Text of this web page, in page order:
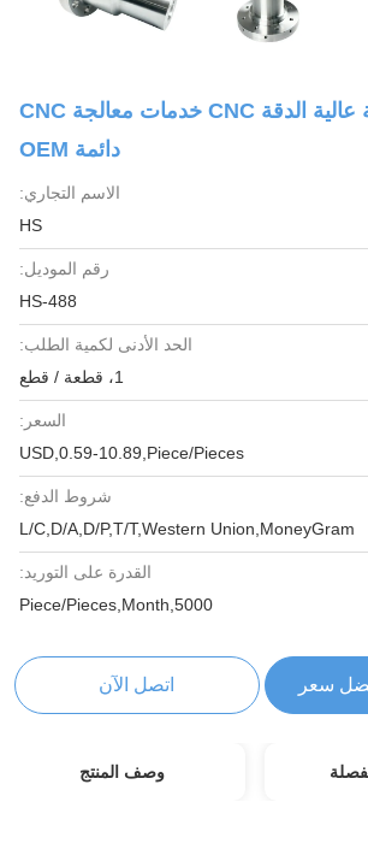
أجزاء معدنية عالية الدقة CNC خدمات معالجة CNC
دائمة OEM
الاسم التجاري:
HS
رقم الموديل:
HS-488
الحد الأدنى لكمية الطلب:
السعر:
USD,0.59-10.89,Piece/Pieces
شروط الدفع:
L/C,D/A,D/P,T/T,Western Union,MoneyGram
القدرة على التوريد:
5000,Piece/Pieces,Month
سعر اتصل الآن
وصف المنتج